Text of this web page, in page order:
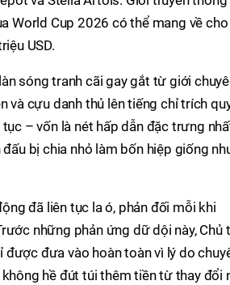
World Cup 2026 có thể mang về
USD.
sóng tranh cãi gay gắt từ giới
và cựu danh thủ lên tiếng chỉ trích
– vốn là nét hấp dẫn đặc trưng
bị chia nhỏ làm bốn hiệp giống
đã liên tục la ó, phản đối mỗi khi
những phản ứng dữ dội này, Chủ
được đưa vào hoàn toàn vì lý do
hề đút túi thêm tiền từ thay đổi